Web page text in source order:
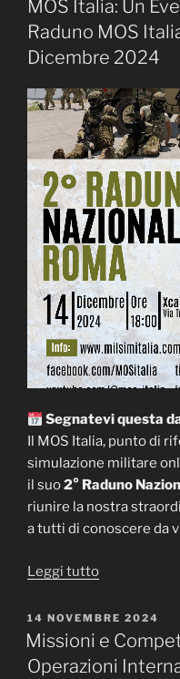
MOS Italia: Un
Raduno MOS
Dicembre 2024
Segnatevi questa
Il MOS Italia, punto di
simulazione militare
il suo2° Raduno
riunire la nostra
a tutti di conoscere da
Leggi tutto“2°
MOS
Italia
PUBBLICATO
IL
14 NOVEMBRE 2024
Missioni e
Operazioni